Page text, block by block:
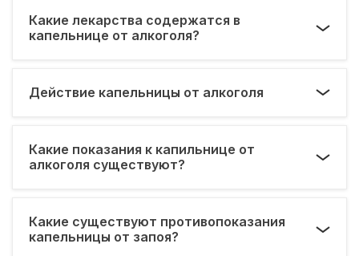
Какие лекарства содержатся в
капельнице от алкоголя?
Действие капельницы от алкоголя
Какие показания к капильнице от
алкоголя существуют?
Какие существуют противопоказания
капельницы от запоя?